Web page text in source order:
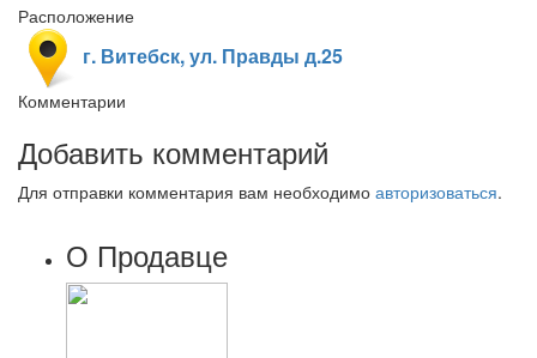
Расположение
г. Витебск, ул. Правды д.25
Комментарии
Добавить комментарий
Для отправки комментария вам необходимо авторизоваться.
О Продавце